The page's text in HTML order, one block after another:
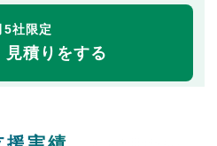
5社限定
見積りをする